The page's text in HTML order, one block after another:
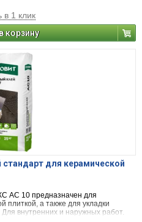
в 1 клик
корзину
для керамической
АС 10 предназначен для
плиткой, а также для укладки
внутренних и наружных работ.